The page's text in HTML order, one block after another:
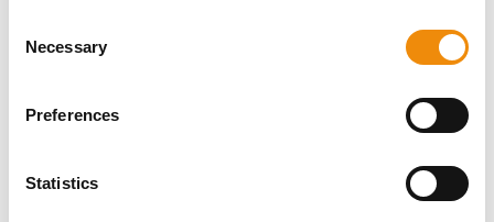
Selection
Necessary
Preferences
Statistics
wohlfühlt.